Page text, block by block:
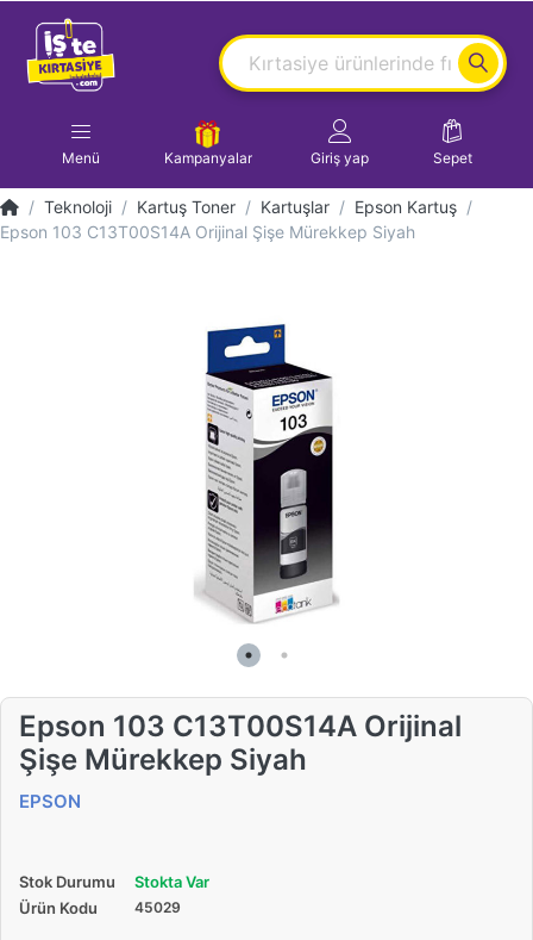
Menü Kampanyalar Giriş yap Sepet
Teknoloji Kartuş Toner Kartuşlar
Epson Kartuş
Epson 103 C13T00S14A Orijinal Şişe Mürekkep Siyah
Epson 103 C13T00S14A Orijinal
Şişe Mürekkep Siyah
EPSON
Stok Durumu
Stokta Var
Ürün Kodu
45029